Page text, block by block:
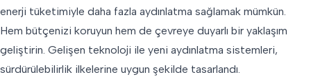
enerji tüketimiyle daha fazla aydınlatma sağlamak mümkün.
Hem bütçenizi koruyun hem de çevreye duyarlı bir yaklaşım
geliştirin. Gelişen teknoloji ile yeni aydınlatma sistemleri,
sürdürülebilirlik ilkelerine uygun şekilde tasarlandı.